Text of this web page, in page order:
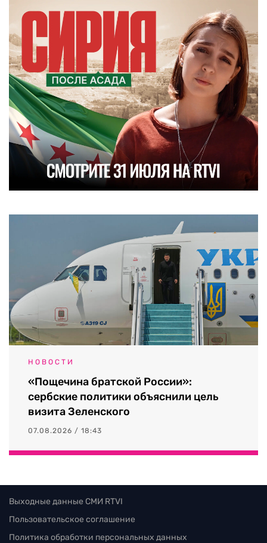
НОВОСТИ
«Пощечина братской России»:
сербские политики объяснили цель
визита Зеленского
07.08.2026 / 18:43
Выходные данные СМИ RTVI
Пользовательское соглашение
Политика обработки персональных данных